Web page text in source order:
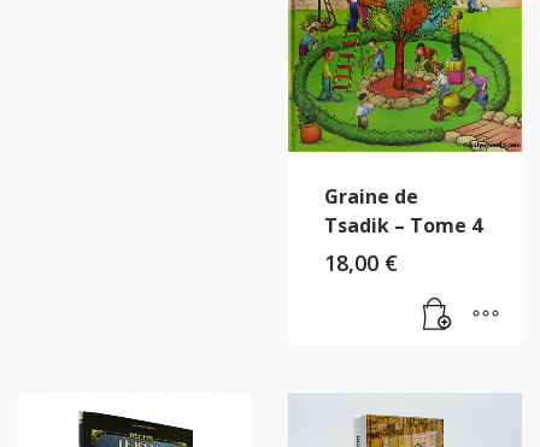
Graine de
Tsadik – Tome 4
18,00 €